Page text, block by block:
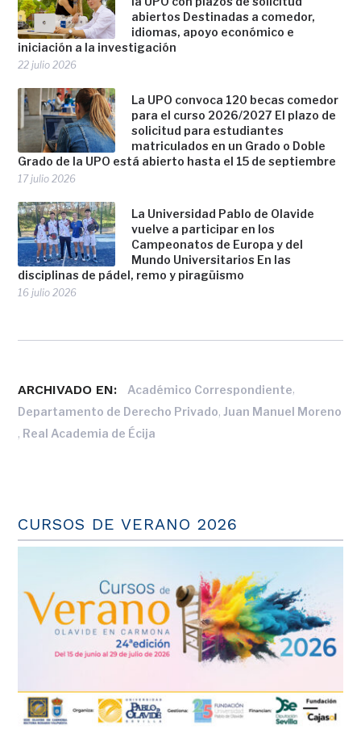
abiertos Destinadas a comedor,
idiomas, apoyo económico e
iniciación a la investigación
22 julio 2026
La UPO convoca 120 becas comedor
para el curso 2026/2027 El plazo de
solicitud para estudiantes
matriculados en un Grado o Doble
Grado de la UPO está abierto hasta el 15 de septiembre
17 julio 2026
La Universidad Pablo de Olavide
vuelve a participar en los
Campeonatos de Europa y del
Mundo Universitarios En las
disciplinas de pádel, remo y piragüismo
16 julio 2026
ARCHIVADO EN: Académico Correspondiente,
Departamento de Derecho Privado,Juan Manuel Moreno
, Real Academia de Écija
CURSOS DE VERANO 2026